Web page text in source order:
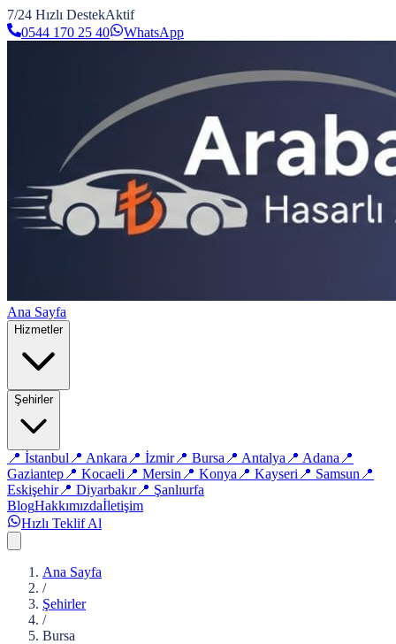
7/24 Hızlı DestekAktif
0544 170 25 40
WhatsApp
Ana Sayfa
Hizmetler
Şehirler
📍 İstanbul 📍 Ankara 📍 İzmir📍 Bursa 📍 Antalya 📍 Adana 📍
Gaziantep 📍 Kocaeli 📍 Mersin 📍 Konya 📍 Kayseri 📍 Samsun 📍
Eskişehir📍 Diyarbakır📍 Şanlıurfa
BlogHakkımızdaİletişim
Hızlı Teklif Al
Ana Sayfa
/
Şehirler
/
Bursa